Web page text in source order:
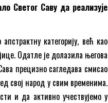
Светог Саву да реализује
категорију, већ као
Одатле је долазила његова
прецизно сагледава смисао
свој народ у свим временима.
и да активно учествујемо у